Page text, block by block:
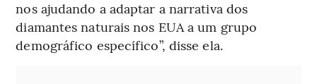
nos ajudando a adaptar a narrativa dos
diamantes naturais nos EUA a um grupo
demográfico específico”, disse ela.